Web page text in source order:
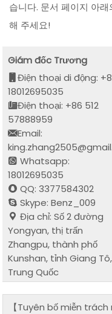
습니다. 문서 페이지 아
해 주세요!
Giám đốc Trương
Điện thoại di động:
18012695035
Điện thoại: +86 512
57888959
Email:
Whatsapp:
18012695035
QQ: 3377584302
Skype: Benz_009
Địa chỉ: Số 2 đường
Yongyan, thị trấn
Zhangpu, thành phố
Kunshan, tỉnh Giang Tô,
Trung Quốc
【Tuyên bố miễn trách